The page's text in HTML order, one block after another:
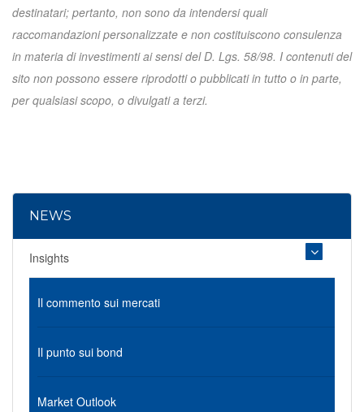
destinatari; pertanto, non sono da intendersi quali
raccomandazioni personalizzate e non costituiscono consulenza
in materia di investimenti ai sensi del D. Lgs. 58/98. I contenuti del
sito non possono essere riprodotti o pubblicati in tutto o in parte,
per qualsiasi scopo, o divulgati a terzi.
NEWS
Insights
Il commento sui mercati
Il punto sui bond
Market Outlook